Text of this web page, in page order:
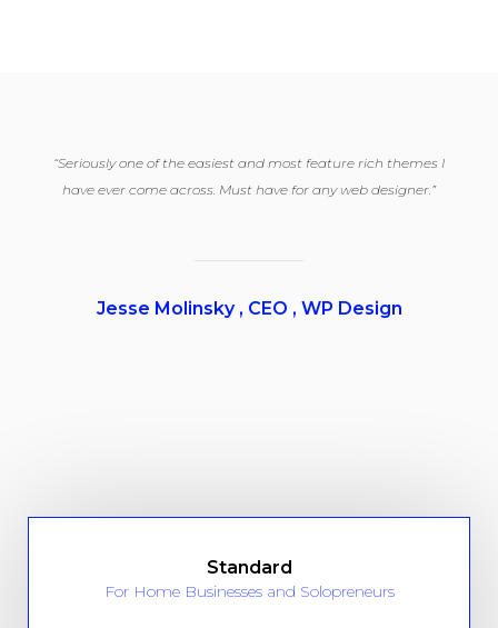
“Seriously one of the easiest and most feature rich themes I
have ever come across. Must have for any web designer.”
Jesse Molinsky , CEO , WP Design
Standard
For Home Businesses and Solopreneurs